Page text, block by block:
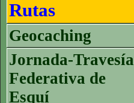
Rutas
Geocaching
Jornada-Travesía
Federativa de
Esquí